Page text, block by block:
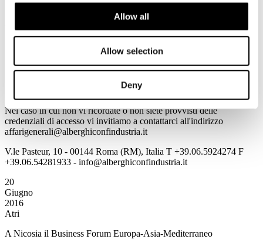
Allow all
Allow selection
Deny
Tutte le informazioni sono consultabili all'indirizzo
www.alberghiconfindustria.it
cliccando direttamente sulla notizia prescelta è necessario per la
prima volta salvare Username e Password utilizzando il flag
Nel caso in cui non vi ricordate o non siete provvisti delle
credenziali di accesso vi invitiamo a contattarci all'indirizzo
affarigenerali@alberghiconfindustria.it
V.le Pasteur, 10 - 00144 Roma (RM), Italia T +39.06.5924274 F
+39.06.54281933 - info@alberghiconfindustria.it
20
Giugno
2016
Atri
A Nicosia il Business Forum Europa-Asia-Mediterraneo